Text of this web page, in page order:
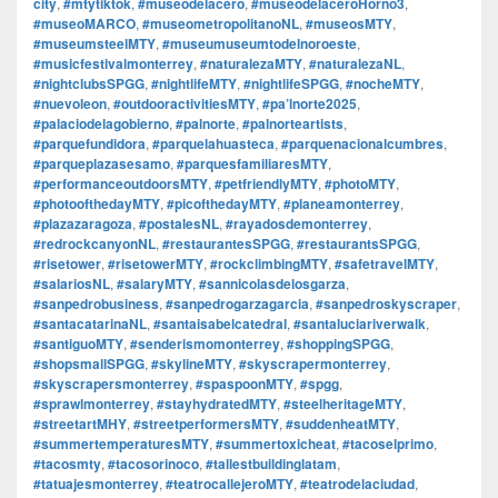
#museoMARCO, #museometropolitanoNL, #museosMTY,
#museumsteelMTY, #museumuseumtodelnoroeste,
#musicfestivalmonterrey, #naturalezaMTY, #naturalezaNL,
#nightclubsSPGG, #nightlifeMTY, #nightlifeSPGG, #nocheMTY,
#nuevoleon, #outdooractivitiesMTY, #pa’lnorte2025,
#palaciodelagobierno, #palnorte, #palnorteartists,
#parquefundidora, #parquelahuasteca, #parquenacionalcumbres,
#parqueplazasesamo, #parquesfamiliaresMTY,
#performanceoutdoorsMTY, #petfriendlyMTY, #photoMTY,
#photoofthedayMTY, #picofthedayMTY, #planeamonterrey,
#plazazaragoza, #postalesNL, #rayadosdemonterrey,
#redrockcanyonNL, #restaurantesSPGG, #restaurantsSPGG,
#risetower, #risetowerMTY, #rockclimbingMTY, #safetravelMTY,
#salariosNL, #salaryMTY, #sannicolasdelosgarza,
#sanpedrobusiness, #sanpedrogarzagarcia, #sanpedroskyscraper,
#santacatarinaNL, #santaisabelcatedral, #santaluciariverwalk,
#santiguoMTY, #senderismomonterrey, #shoppingSPGG,
#shopsmallSPGG, #skylineMTY, #skyscrapermonterrey,
#skyscrapersmonterrey, #spaspoonMTY, #spgg,
#sprawlmonterrey, #stayhydratedMTY, #steelheritageMTY,
#streetartMHY, #streetperformersMTY, #suddenheatMTY,
#summertemperaturesMTY, #summertoxicheat, #tacoselprimo,
#tacosmty, #tacosorinoco, #tallestbuildinglatam,
#tatuajesmonterrey, #teatrocallejeroMTY, #teatrodelaciudad,